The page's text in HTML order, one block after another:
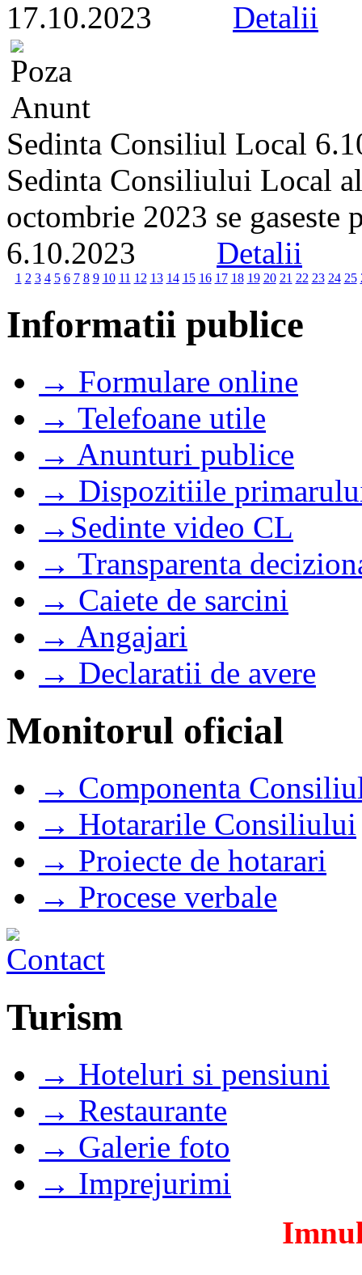
17.10.2023 Detalii
Sedinta Consiliul Local
Sedinta Consiliului Local
octombrie 2023 se
6.10.2023 Detalii
1 2 3 4 5 6 7 8 9 10 11 12 13 14 15 16 17 18 19 20 21 22 23 24 25
Informatii publice
→ Formulare online
→ Telefoane utile
→ Anunturi publice
→ Dispozitiile
→Sedinte video CL
→ Transparenta
→ Caiete de sarcini
→ Angajari
→ Declaratii de avere
Monitorul oficial
→ Componenta
→ Hotararile Consiliului
→ Proiecte de hotarari
→ Procese verbale
Turism
→ Hoteluri si pensiuni
→ Restaurante
→ Galerie foto
→ Imprejurimi